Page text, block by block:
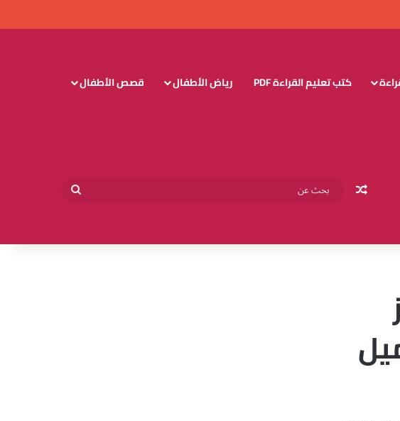
كتب تعليم القراءة PDF رياض الأطفال قصص الأطفال
مقال عشوائي